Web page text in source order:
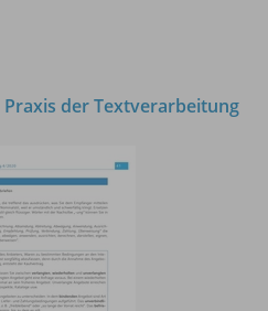
der Textverarbeitung